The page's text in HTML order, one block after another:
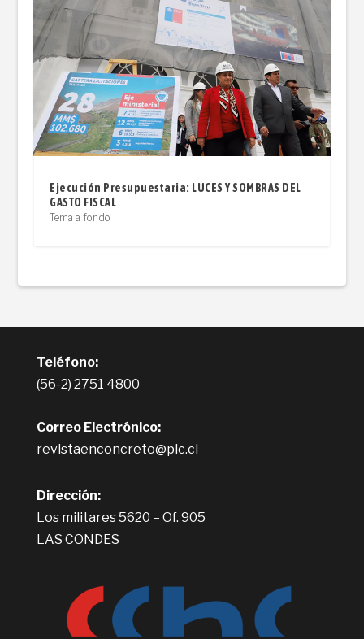
Ejecución Presupuestaria: LUCES Y SOMBRAS DEL
GASTO FISCAL
Tema a fondo
Teléfono:
(56-2) 2751 4800
Correo Electrónico:
revistaenconcreto@plc.cl
Dirección:
Los militares 5620 – Of. 905
LAS CONDES